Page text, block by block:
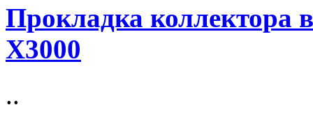
Прокладка коллектора
X3000
..